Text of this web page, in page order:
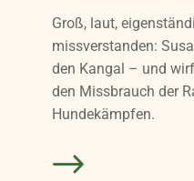
Groß, laut,
missverstanden:
den Kangal – und
den Missbrauch der
Hundekämpfen.